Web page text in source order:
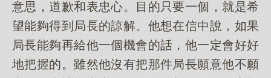
意思，道歉和表忠心。目的只要一個，就是希
望能夠得到局長的諒解。他想在信中說，如果
局長能夠再給他一個機會的話，他一定會好好
地把握的。雖然他沒有把那件局長願意他不願